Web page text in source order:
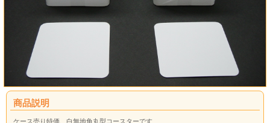
商品説明
ケース売り特価、白無地角丸型コースターです